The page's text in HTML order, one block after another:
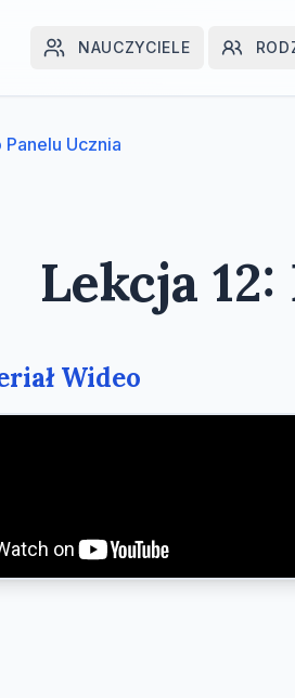
NAUCZYCIELE
Ucznia
Lekcja
Wideo